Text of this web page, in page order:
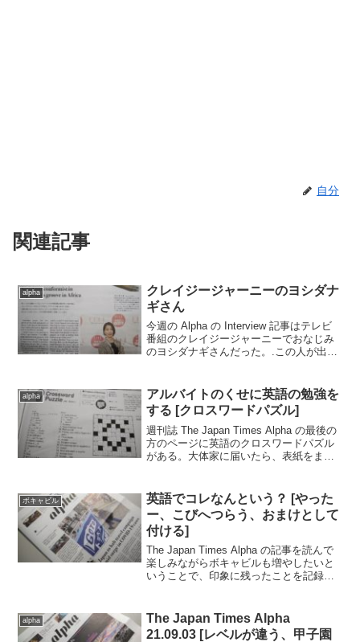
自分
関連記事
alpha
クレイジージャーニーのヨシダナ
ギさん
今週の Alpha の Interview 記事はテレビ
番組のクレイジージャーニーでおなじみ
のヨシダナギさんだった。.この人が出て
ているフォトグラファーだ。.自らも部
族...
alpha
アルバイトのくせに英語の勉強を
する [クロスワードパズル]
週刊誌 The Japan Times Alpha の最後の
方のページに英語のクロスワードパズル
がある。大体家に届いたら、表紙をまず
なのだ。.最初は自力でトライしてみて...
ボキャビル
英語でコレなんという？ [やった
ー、こびへつらう、おまけとして
付ける]
The Japan Times Alpha の記事を読んで
楽しみながらボキャビルも増やしたいと
いうことで、印象に残ったことを記録し
の安全の問題から避けら...
alpha
The Japan Times Alpha
21.09.03 [レベルが違う、甲子園